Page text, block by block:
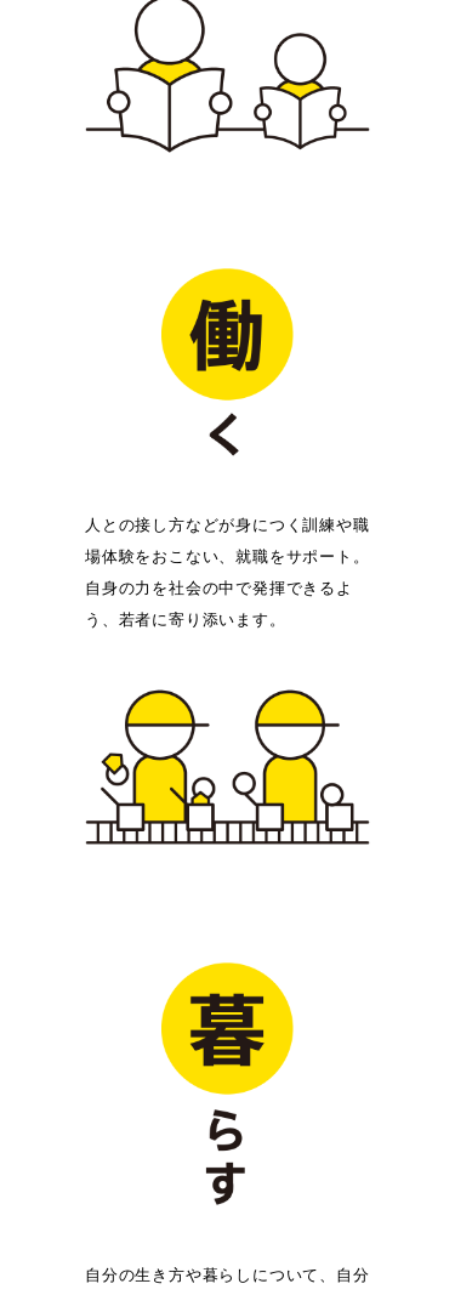
人との接し方などが身につく訓練や職
場体験をおこない、就職をサポート。
自身の力を社会の中で発揮できるよ
う、若者に寄り添います。
自分の生き方や暮らしについて、自分